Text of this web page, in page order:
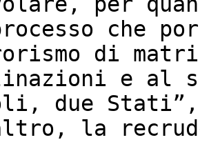
che
di
e al
due
la